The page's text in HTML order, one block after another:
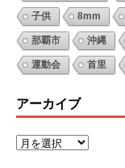
子供 8mm
那覇市 沖縄
運動会 首里
アーカイブ